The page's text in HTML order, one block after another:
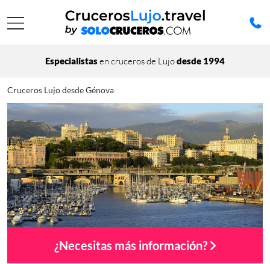
Especialistasen cruceros de Lujodesde 1994
Cruceros Lujo desde Génova
¿Necesitas más información?